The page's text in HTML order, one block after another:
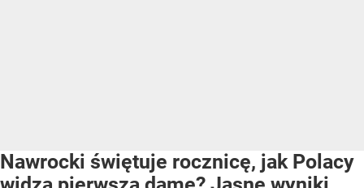
Nawrocki świętuje rocznicę, jak Polacy